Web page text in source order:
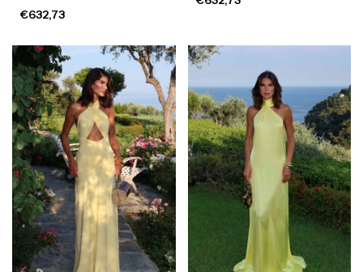
€632,73